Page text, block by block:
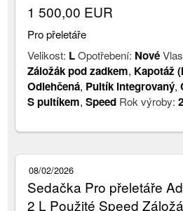
1 500,00 EUR
Pro přeletáře
Velikost: LOpotřebení: Nové
Záložák pod zadkem, Kapotáž
Odlehčená, Pultík integrovaný,
S pultíkem,Speed Rok výroby:
08/02/2026
Sedačka Pro přeletáře
2 L Použité Speed